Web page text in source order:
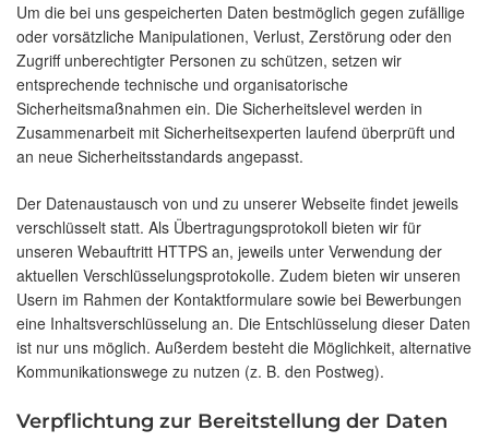
Um die bei uns gespeicherten Daten bestmöglich gegen zufällige
oder vorsätzliche Manipulationen, Verlust, Zerstörung oder den
Zugriff unberechtigter Personen zu schützen, setzen wir
entsprechende technische und organisatorische
Sicherheitsmaßnahmen ein. Die Sicherheitslevel werden in
Zusammenarbeit mit Sicherheitsexperten laufend überprüft und
an neue Sicherheitsstandards angepasst.
Der Datenaustausch von und zu unserer Webseite findet jeweils
verschlüsselt statt. Als Übertragungsprotokoll bieten wir für
unseren Webauftritt HTTPS an, jeweils unter Verwendung der
aktuellen Verschlüsselungsprotokolle. Zudem bieten wir unseren
Usern im Rahmen der Kontaktformulare sowie bei Bewerbungen
eine Inhaltsverschlüsselung an. Die Entschlüsselung dieser Daten
ist nur uns möglich. Außerdem besteht die Möglichkeit, alternative
Kommunikationswege zu nutzen (z. B. den Postweg).
Verpflichtung zur Bereitstellung der Daten